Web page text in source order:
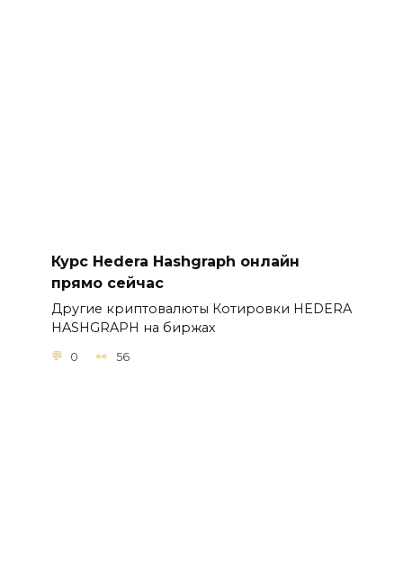
Курс Hedera Hashgraph онлайн
прямо сейчас
Другие криптовалюты Котировки HEDERA
HASHGRAPH на биржах
0 56